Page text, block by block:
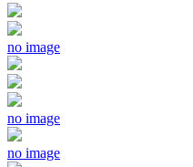
no image
no image
no image